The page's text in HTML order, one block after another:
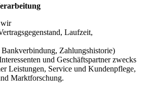
wir
Laufzeit,
Zahlungshistorie)
und Geschäftspartner zwecks
Leistungen, Service und Kundenpflege,
Marktforschung.